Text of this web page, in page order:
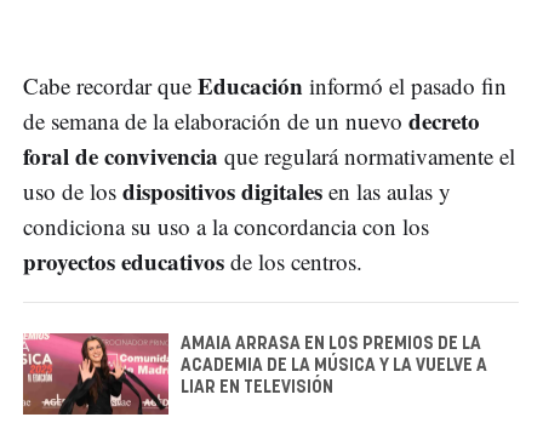
Cabe recordar que Educación informó el pasado fin
de semana de la elaboración de un nuevo decreto
foral de convivencia que regulará normativamente el
uso de los dispositivos digitales en las aulas y
condiciona su uso a la concordancia con los
proyectos educativos de los centros.
AMAIA ARRASA EN LOS PREMIOS DE LA
ACADEMIA DE LA MÚSICA Y LA VUELVE A
LIAR EN TELEVISIÓN